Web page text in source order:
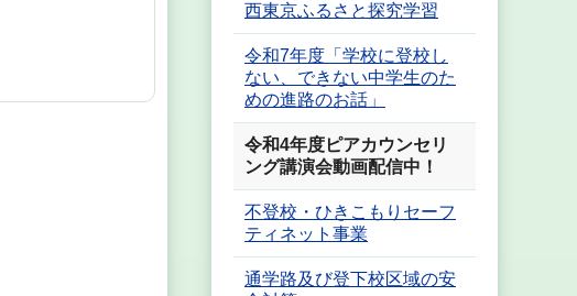
西東京ふるさと探究学習
令和7年度「学校に登校し
ない、できない中学生のた
めの進路のお話」
令和4年度ピアカウンセリ
ング講演会動画配信中！
不登校・ひきこもりセーフ
ティネット事業
通学路及び登下校区域の安